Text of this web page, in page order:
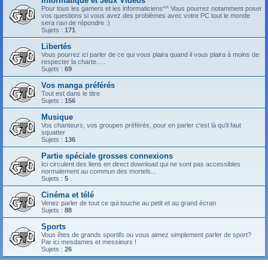
Pour tous les gamers et les informaticiens^^ Vous pourrez notamment poser
vos questions si vous avez des problèmes avec votre PC tout le monde
sera ravi de répondre :)
Sujets : 171
Libertés
Vous pourrez ici parler de ce qui vous plaira quand il vous plaira à moins de
respecter la charte.....
Sujets : 69
Vos manga préférés
Tout est dans le titre
Sujets : 156
Musique
Vos chanteurs, vos groupes préférés, pour en parler c'est là qu'il faut
squatter
Sujets : 136
Partie spéciale grosses connexions
Ici circulent des liens en direct download qui ne sont pas accessibles
normalement au commun des mortels...
Sujets : 5
Cinéma et télé
Venez parler de tout ce qui touche au petit et au grand écran
Sujets : 88
Sports
Vous êtes de grands sportifs ou vous aimez simplement parler de sport?
Par ici mesdames et messieurs !
Sujets : 26